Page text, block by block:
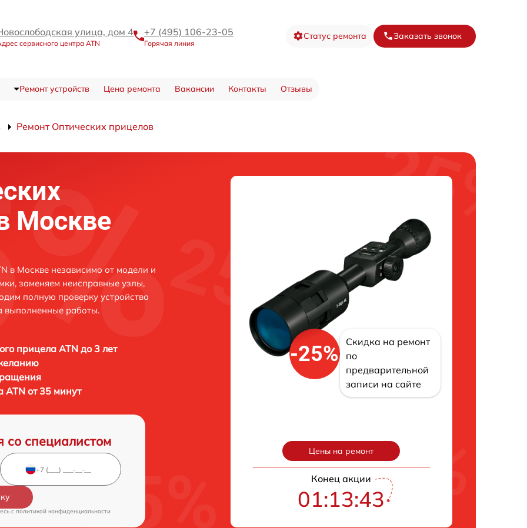
улица, дом 4
сервисного центра ATN
+7 (495) 106-23-05
Горячая линия
Статус ремонта Заказать звонок
Ремонт устройств Цена ремонта Вакансии Контакты Отзывы
Ремонт Оптических прицелов
Москве
в Москве независимо от модели и
заменяем неисправные узлы,
полную проверку устройства
выполненные работы.
прицела ATN до 3 лет
ATN от 35 минут
со специалистом
cполитикой конфиденциальности
-25%
Скидка на ремонт
по
предварительной
записи на сайте
Цены на ремонт
Конец акции
01:13:43